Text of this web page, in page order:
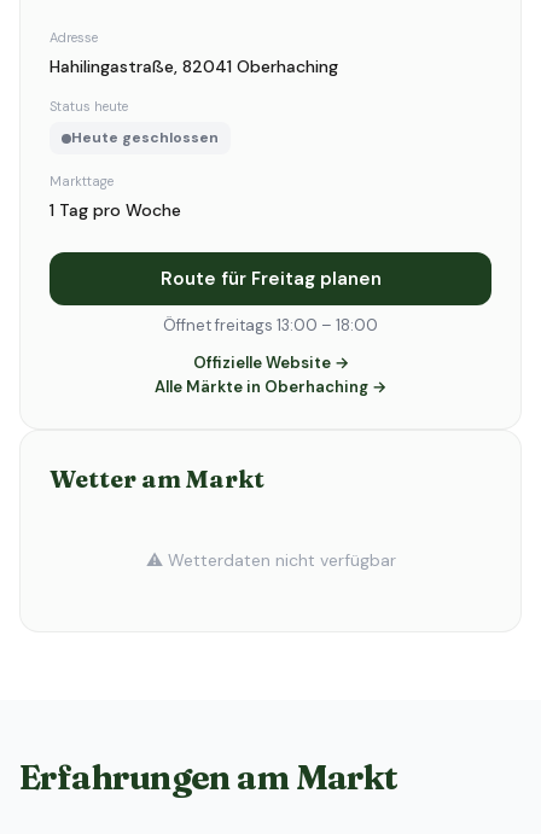
Adresse
Hahilingastraße, 82041 Oberhaching
Status heute
Heute geschlossen
Markttage
1 Tag pro Woche
Route für Freitag planen
Öffnet freitags 13:00 – 18:00
Offizielle Website →
Alle Märkte in Oberhaching →
Wetter am Markt
⚠️ Wetterdaten nicht verfügbar
Erfahrungen am Markt